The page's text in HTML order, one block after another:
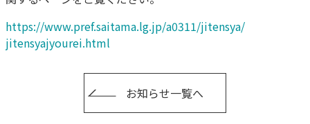
https://www.pref.saitama.lg.jp/a0311/jitensya/
jitensyajyourei.html
お知らせ一覧へ